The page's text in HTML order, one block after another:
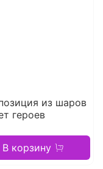
из шаров
героев
В корзину